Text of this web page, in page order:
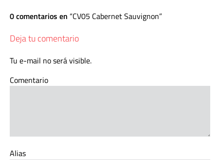
0 comentarios en CV05 Cabernet Sauvignon
Deja tu comentario
Tu e-mail no será visible.
Comentario
Alias